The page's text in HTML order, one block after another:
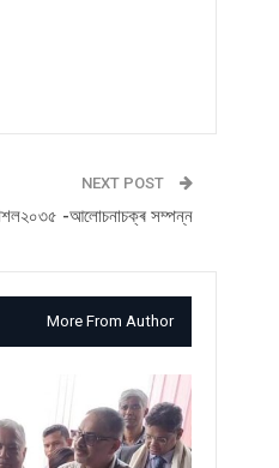
NEXT POST
-আলোচনাচক্ৰ সম্পন্ন
More From Author